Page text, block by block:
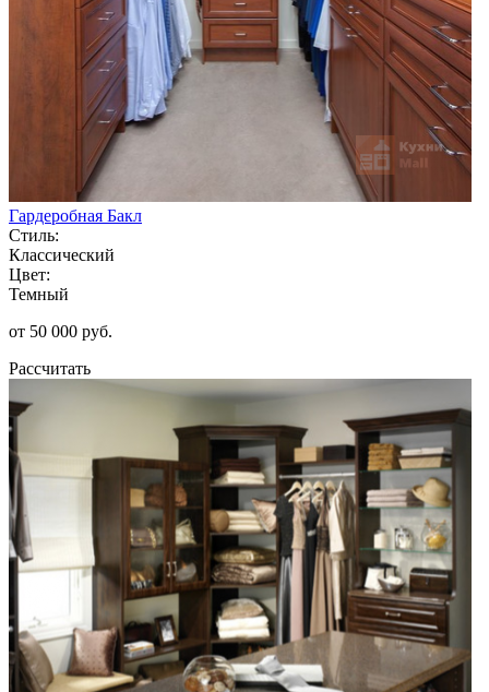
Гардеробная Бакл
Стиль:
Классический
Цвет:
Темный
от 50 000 руб.
Рассчитать